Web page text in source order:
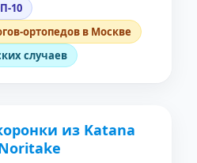
10
ортопедов в Москве
случаев
ПОСЛЕ
из Katana